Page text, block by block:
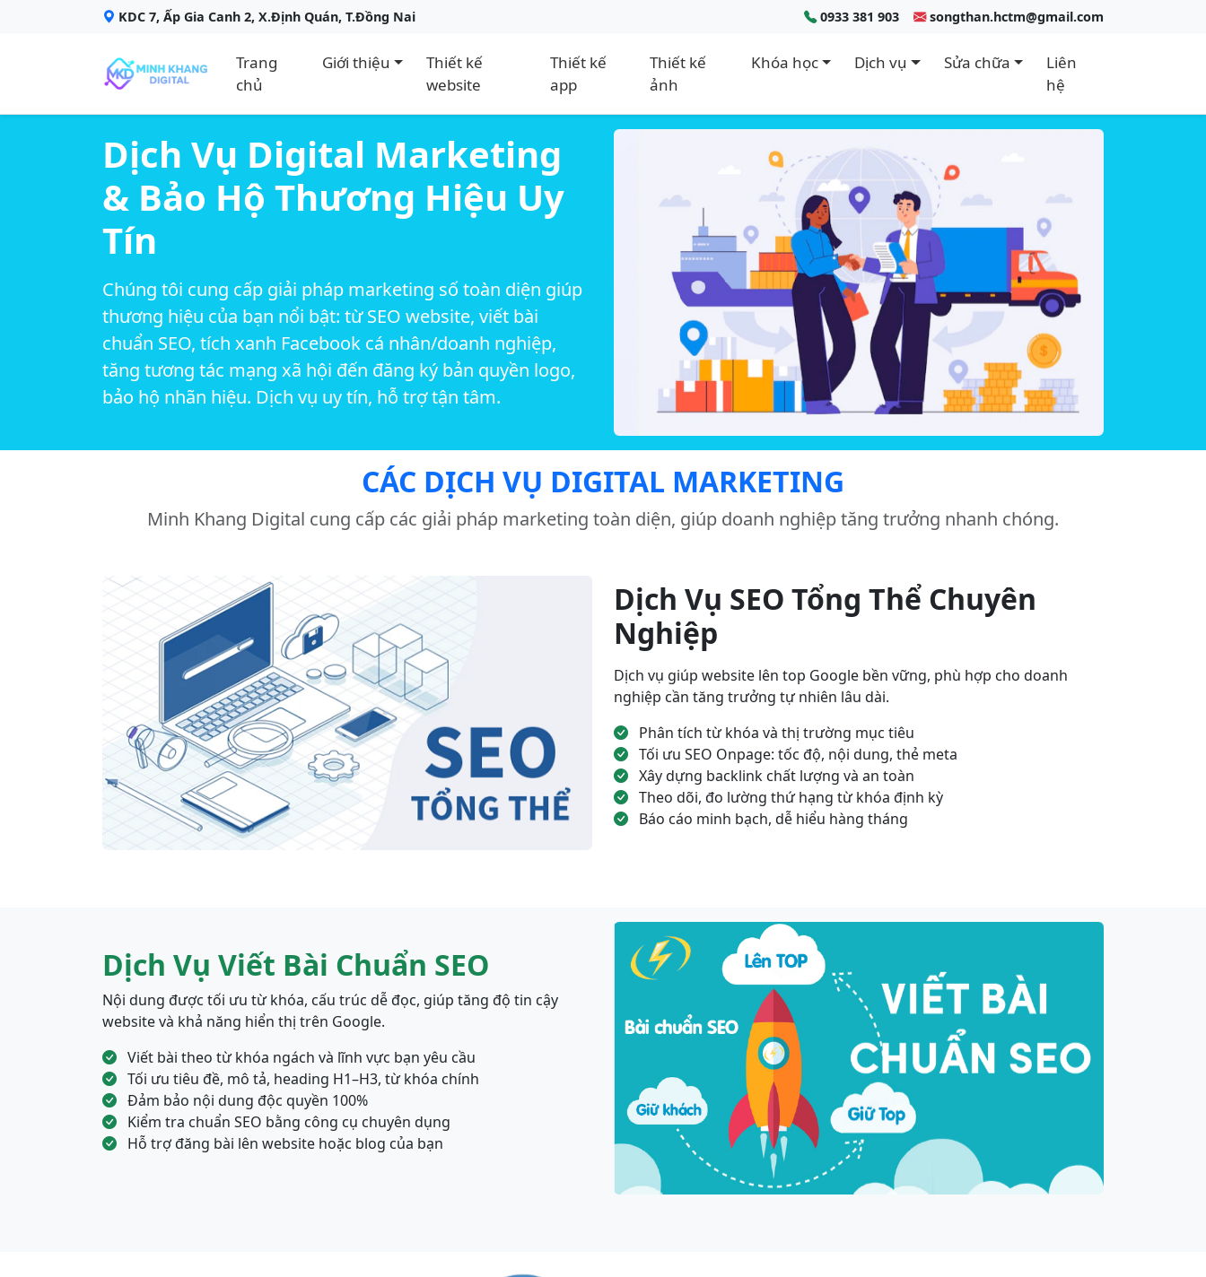
KDC 7, Ấp Gia Canh 2, X.Định Quán, T.Đồng Nai 0933 381 903 songthan.hctm@gmail.com
Trang
chủ
Giới thiệu
Thiết kế
website
Thiết kế
app
Thiết kế
ảnh
Khóa học Dịch vụ Sửa chữa
Liên
hệ
Dịch Vụ Digital Marketing
& Bảo Hộ Thương Hiệu Uy
Tín
Chúng tôi cung cấp giải pháp marketing số toàn diện giúp
thương hiệu của bạn nổi bật: từ SEO website, viết bài
chuẩn SEO, tích xanh Facebook cá nhân/doanh nghiệp,
tăng tương tác mạng xã hội đến đăng ký bản quyền logo,
bảo hộ nhãn hiệu. Dịch vụ uy tín, hỗ trợ tận tâm.
CÁC DỊCH VỤ DIGITAL MARKETING
Minh Khang Digital cung cấp các giải pháp marketing toàn diện, giúp doanh nghiệp tăng trưởng nhanh chóng.
Dịch Vụ SEO Tổng Thể Chuyên
Nghiệp
Dịch vụ giúp website lên top Google bền vững, phù hợp cho doanh
nghiệp cần tăng trưởng tự nhiên lâu dài.
Phân tích từ khóa và thị trường mục tiêu
Tối ưu SEO Onpage: tốc độ, nội dung, thẻ meta
Xây dựng backlink chất lượng và an toàn
Theo dõi, đo lường thứ hạng từ khóa định kỳ
Báo cáo minh bạch, dễ hiểu hàng tháng
Dịch Vụ Viết Bài Chuẩn SEO
Nội dung được tối ưu từ khóa, cấu trúc dễ đọc, giúp tăng độ tin cậy
website và khả năng hiển thị trên Google.
Viết bài theo từ khóa ngách và lĩnh vực bạn yêu cầu
Tối ưu tiêu đề, mô tả, heading H1–H3, từ khóa chính
Đảm bảo nội dung độc quyền 100%
Kiểm tra chuẩn SEO bằng công cụ chuyên dụng
Hỗ trợ đăng bài lên website hoặc blog của bạn